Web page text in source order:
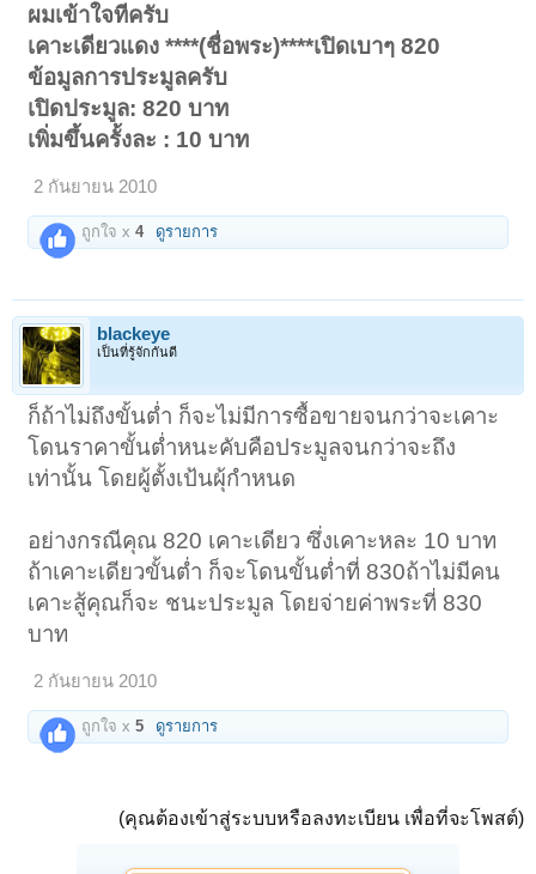
ผมเข้าใจทีครับ
เคาะเดียวแดง ****(ชื่อพระ)****เปิดเบาๆ 820
ข้อมูลการประมูลครับ
เปิดประมูล: 820 บาท
เพิ่มขึ้นครั้งละ : 10 บาท
2 กันยายน 2010
ถูกใจ x4 ดูรายการ
blackeye
เป็นที่รู้จักกันดี
ก็ถ้าไม่ถึงขั้นต่ำ ก็จะไม่มีการซื้อขายจนกว่าจะเคาะ
โดนราคาขั้นต่ำหนะคับคือประมูลจนกว่าจะถึง
เท่านั้น โดยผู้ตั้งเป้นผุ้กำหนด
อย่างกรณีคุณ 820 เคาะเดียว ซึ่งเคาะหละ 10 บาท
ถ้าเคาะเดียวขั้นต่ำ ก็จะโดนขั้นต่ำที่ 830ถ้าไม่มีคน
เคาะสู้คุณก็จะ ชนะประมูล โดยจ่ายค่าพระที่ 830
บาท
2 กันยายน 2010
ถูกใจ x5 ดูรายการ
(คุณต้องเข้าสู่ระบบหรือลงทะเบียน เพื่อที่จะโพสต์)